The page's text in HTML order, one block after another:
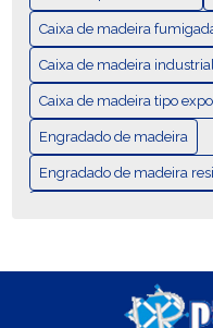
MELHORES PRÁTICAS
CAIXA DE MADEIRA
CAIXA DE MADEIRA
CAIXA DE MADEIRA FUMIGADA: DESCUBRA SUAS
VANTAGENS E USOS
CAIXA DE MADEIRA
Caixa de madeira
Caixa de madeira
Caixa de madeira tipo
Engradado de madeira
Engradado de madeira
Remanejamentos de